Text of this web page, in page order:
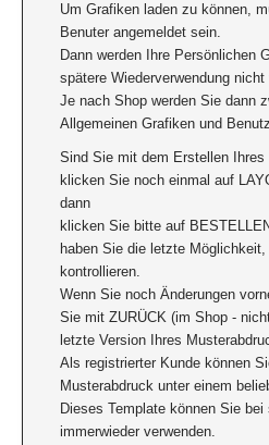
Um Grafiken laden zu können,
Benuter angemeldet sein.
Dann werden Ihre Persönlichen
spätere Wiederverwendung nicht
Je nach Shop werden Sie dann
Allgemeinen Grafiken und
Sind Sie mit dem Erstellen
klicken Sie noch einmal auf
dann
klicken Sie bitte auf
haben Sie die letzte
kontrollieren.
Wenn Sie noch Änderungen
Sie mit ZURÜCK (im Shop -
letzte Version Ihres
Als registrierter Kunde können
Musterabdruck unter einem
Dieses Template können Sie
immerwieder verwenden.